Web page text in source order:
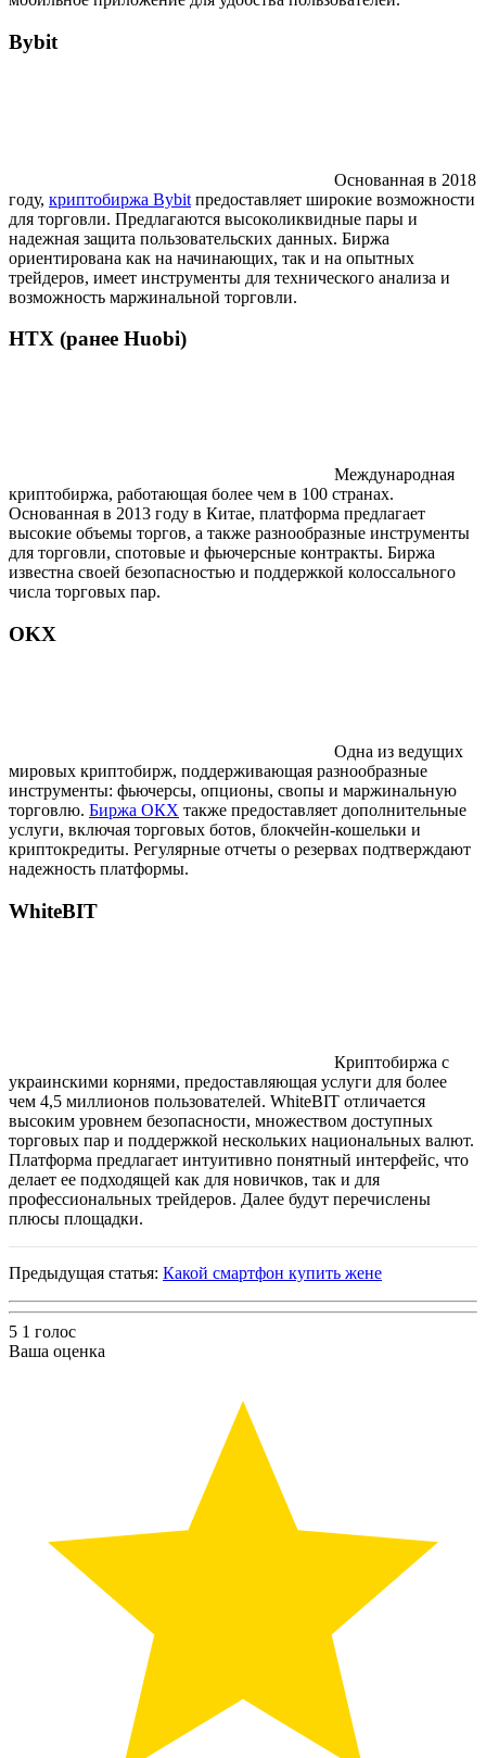
Bybit
Основанная в 2018
году, криптобиржа Bybit предоставляет широкие возможности
для торговли. Предлагаются высоколиквидные пары и
надежная защита пользовательских данных. Биржа
ориентирована как на начинающих, так и на опытных
трейдеров, имеет инструменты для технического анализа и
возможность маржинальной торговли.
HTX (ранее Huobi)
Международная
криптобиржа, работающая более чем в 100 странах.
Основанная в 2013 году в Китае, платформа предлагает
высокие объемы торгов, а также разнообразные инструменты
для торговли, спотовые и фьючерсные контракты. Биржа
известна своей безопасностью и поддержкой колоссального
числа торговых пар.
OKX
Одна из ведущих
мировых криптобирж, поддерживающая разнообразные
инструменты: фьючерсы, опционы, свопы и маржинальную
торговлю. Биржа ОКХ также предоставляет дополнительные
услуги, включая торговых ботов, блокчейн-кошельки и
криптокредиты. Регулярные отчеты о резервах подтверждают
надежность платформы.
WhiteBIT
Криптобиржа с
украинскими корнями, предоставляющая услуги для более
чем 4,5 миллионов пользователей. WhiteBIT отличается
высоким уровнем безопасности, множеством доступных
торговых пар и поддержкой нескольких национальных валют.
Платформа предлагает интуитивно понятный интерфейс, что
делает ее подходящей как для новичков, так и для
профессиональных трейдеров. Далее будут перечислены
плюсы площадки.
Предыдущая статья: Какой смартфон купить жене
5 1 голос
Ваша оценка